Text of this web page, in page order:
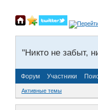
"Никто не забыт,
Форум Участники
Активные темы